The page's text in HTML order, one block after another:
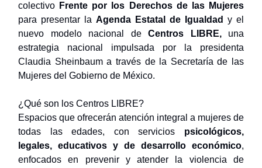
colectivo Frente por los Derechos de las Mujeres
para presentar la Agenda Estatal de Igualdad y el
nuevo modelo nacional de Centros LIBRE, una
estrategia nacional impulsada por la presidenta
Claudia Sheinbaum a través de la Secretaría de las
Mujeres del Gobierno de México.
¿Qué son los Centros LIBRE?
Espacios que ofrecerán atención integral a mujeres de
todas las edades, con servicios psicológicos,
legales, educativos y de desarrollo económico,
enfocados en prevenir y atender la violencia de